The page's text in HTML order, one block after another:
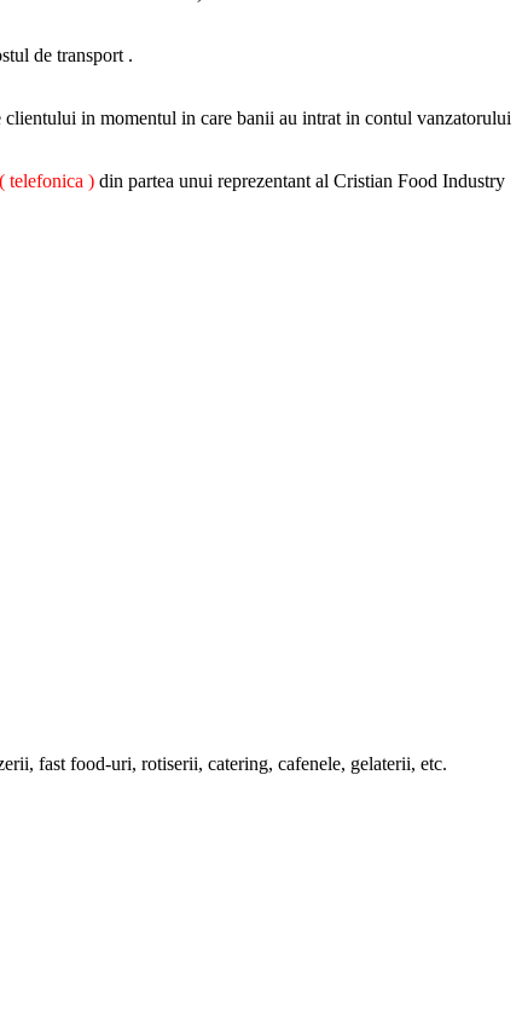
de transport .
in momentul in care banii au intrat in contul vanzatorului
telefonica ) din partea unui reprezentant al Cristian Food Industry
fast food-uri, rotiserii, catering, cafenele, gelaterii, etc.